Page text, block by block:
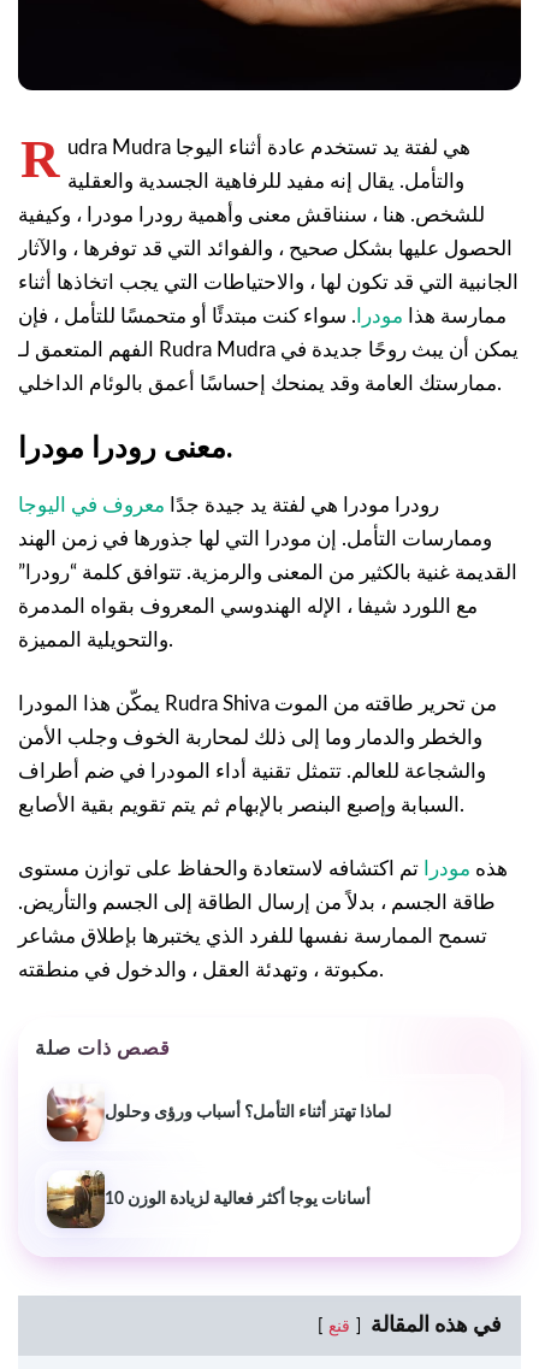
R udra Mudra هي لفتة يد تستخدم عادة أثناء اليوجا
والتأمل. يقال إنه مفيد للرفاهية الجسدية والعقلية
للشخص. هنا ، سنناقش معنى وأهمية رودرا مودرا ، وكيفية
الحصول عليها بشكل صحيح ، والفوائد التي قد توفرها ، والآثار
الجانبية التي قد تكون لها ، والاحتياطات التي يجب اتخاذها أثناء
ممارسة هذا مودرا . سواء كنت مبتدئًا أو متحمسًا للتأمل ، فإن
الفهم المتعمق لـ Rudra Mudra يمكن أن يبث روحًا جديدة في
ممارستك العامة وقد يمنحك إحساسًا أعمق بالوئام الداخلي.
معنى رودرا مودرا.
رودرا مودرا هي لفتة يد جيدة جدًا معروف في اليوجا
وممارسات التأمل. إن مودرا التي لها جذورها في زمن الهند
القديمة غنية بالكثير من المعنى والرمزية. تتوافق كلمة “رودرا”
مع اللورد شيفا ، الإله الهندوسي المعروف بقواه المدمرة
والتحويلية المميزة.
يمكّن هذا المودرا Rudra Shiva من تحرير طاقته من الموت
والخطر والدمار وما إلى ذلك لمحاربة الخوف وجلب الأمن
والشجاعة للعالم. تتمثل تقنية أداء المودرا في ضم أطراف
السبابة وإصبع البنصر بالإبهام ثم يتم تقويم بقية الأصابع.
هذه مودرا تم اكتشافه لاستعادة والحفاظ على توازن مستوى
طاقة الجسم ، بدلاً من إرسال الطاقة إلى الجسم والتأريض.
تسمح الممارسة نفسها للفرد الذي يختبرها بإطلاق مشاعر
مكبوتة ، وتهدئة العقل ، والدخول في منطقته.
قصص ذات صلة
لماذا تهتز أثناء التأمل؟ أسباب ورؤى وحلول
10 أسانات يوجا أكثر فعالية لزيادة الوزن
في هذه المقالة قنع